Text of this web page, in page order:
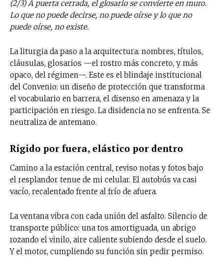
(2/3) A puerta cerrada, el glosario se convierte en muro.
Lo que no puede decirse, no puede oírse y lo que no
puede oírse, no existe.
La liturgia da paso a la arquitectura: nombres, títulos,
cláusulas, glosarios —el rostro más concreto, y más
opaco, del régimen—. Este es el blindaje institucional
del Convenio: un diseño de protección que transforma
el vocabulario en barrera, el disenso en amenaza y la
participación en riesgo. La disidencia no se enfrenta. Se
neutraliza de antemano.
Rígido por fuera, elástico por dentro
Camino a la estación central, reviso notas y fotos bajo
el resplandor tenue de mi celular. El autobús va casi
vacío, recalentado frente al frío de afuera.
La ventana vibra con cada unión del asfalto. Silencio de
transporte público: una tos amortiguada, un abrigo
rozando el vinilo, aire caliente subiendo desde el suelo.
Y el motor, cumpliendo su función sin pedir permiso.